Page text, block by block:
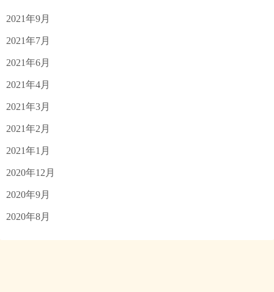
2021年9月
2021年7月
2021年6月
2021年4月
2021年3月
2021年2月
2021年1月
2020年12月
2020年9月
2020年8月